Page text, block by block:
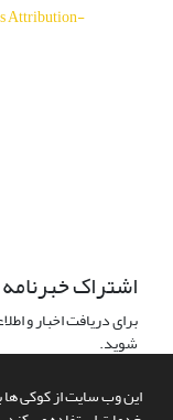
این وب سایت از کوکی ها
Attribution-
اشتراک خبرنامه
برای دریافت اخبار و
شوید.